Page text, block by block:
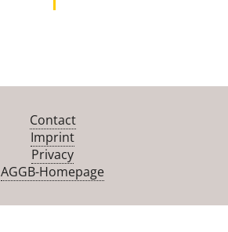
Contact
Imprint
Privacy
AGGB-Homepage